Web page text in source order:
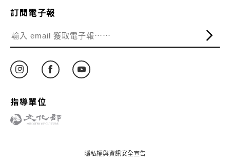
訂閱電子報
指導單位
隱私權與資訊安全宣告